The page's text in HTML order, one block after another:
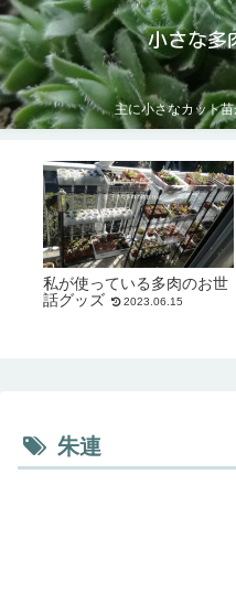
小さな多
主に小さなカット
私が使っている多肉のお世
話グッズ
2023.06.15
朱連